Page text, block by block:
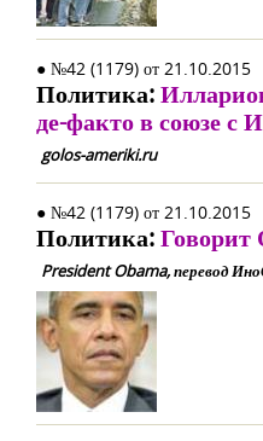
● №42 (1179) от 21.10.2015
Политика:
де-факто в союзе с
golos-ameriki.ru
● №42 (1179) от 21.10.2015
Политика:Говорит
President Obama, перевод